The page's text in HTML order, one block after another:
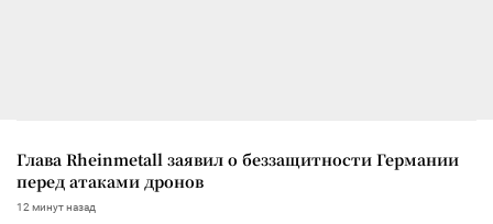
Глава Rheinmetall заявил о беззащитности Германии
перед атаками дронов
12 минут назад